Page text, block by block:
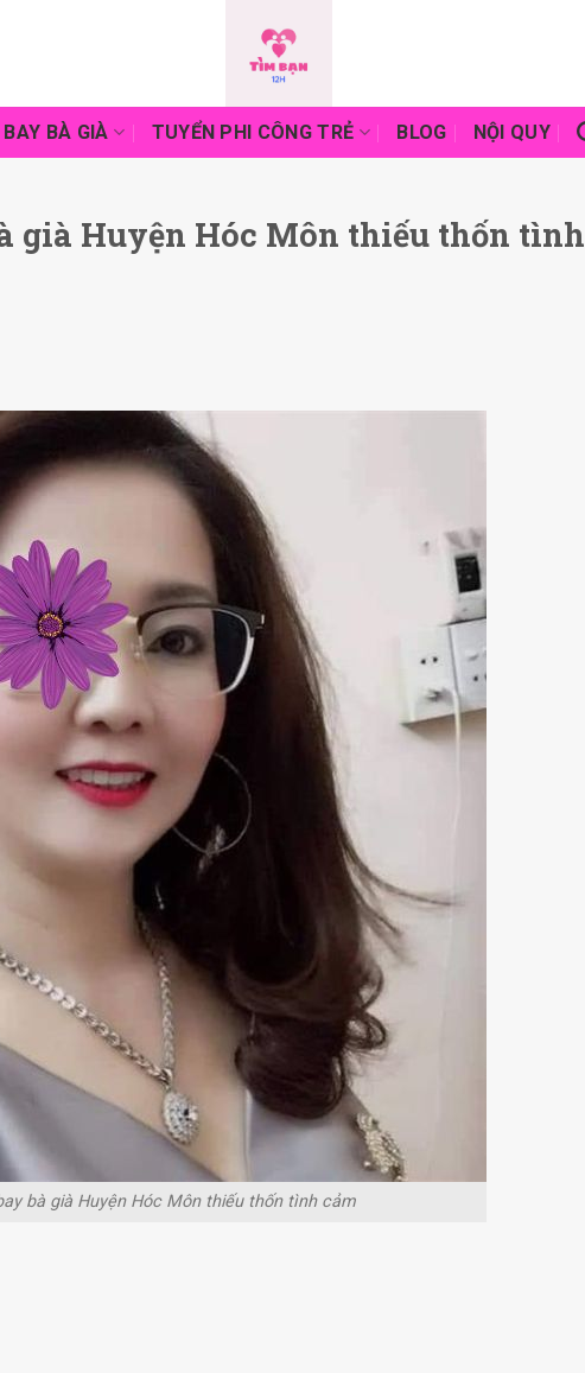
BÀ GIÀ TUYỂN PHI CÔNG TRẺ BLOG NỘI QUY
già Huyện Hóc Môn thiếu thốn tình
bà già Huyện Hóc Môn thiếu thốn tình cảm